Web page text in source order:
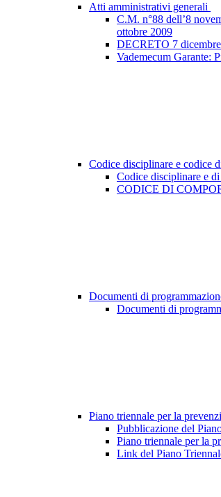
Atti amministrativi generali
C.M. n°88 dell’8
ottobre 2009
DECRETO 7
Vademecum Garante:
Codice disciplinare e codice
Codice disciplinare e
CODICE DI
Documenti di
Documenti di
Piano triennale per la
Pubblicazione del
Piano triennale per la
Link del Piano